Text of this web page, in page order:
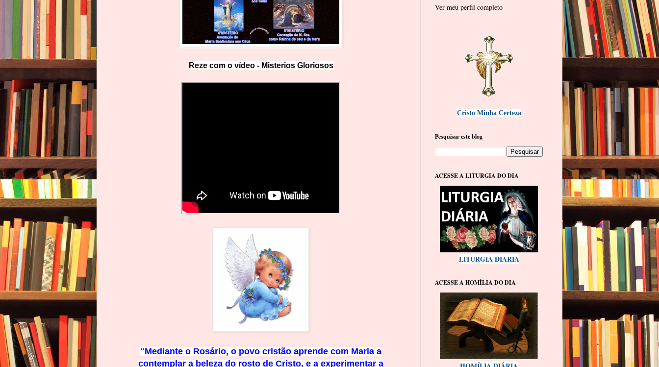
Reze com o vídeo - Misterios Gloriosos
"Mediante o Rosário, o povo cristão aprende com Maria a
contemplar a beleza do rosto de Cristo, e a experimentar a
Ver meu perfil completo
Cristo Minha Certeza
Pesquisar este blog
ACESSE A LITURGIA DO DIA
LITURGIA DIARIA
ACESSE A HOMÍLIA DO DIA